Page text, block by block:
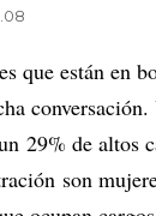
que están en
29% de altos
son